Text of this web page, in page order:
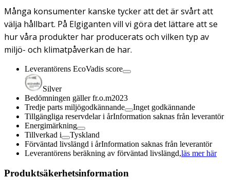
Många konsumenter kanske tycker att det är svårt att
välja hållbart. På Elgiganten vill vi göra det lättare att se
hur våra produkter har producerats och vilken typ av
miljö- och klimatpåverkan de har.
Leverantörens EcoVadis score
Silver
Bedömningen gäller fr.o.m2023
Tredje parts miljögodkännande
Inget godkännande
Tillgängliga reservdelar i årInformation saknas från leverantör
Energimärkning
Tillverkad i
Tyskland
Förväntad livslängd i årInformation saknas från leverantör
Leverantörens beräkning av förväntad livslängd,läs mer här
Produktsäkerhetsinformation